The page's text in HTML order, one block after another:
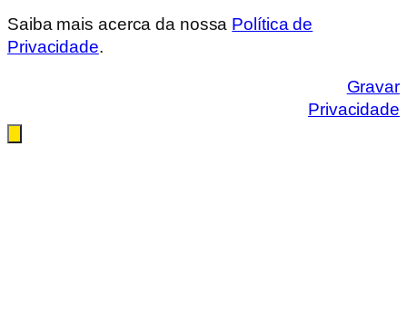
Saiba mais acerca da nossa Política de
Privacidade.
Gravar
Privacidade